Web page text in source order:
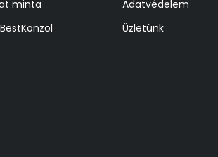
minta
Adatvédelem
Üzletünk